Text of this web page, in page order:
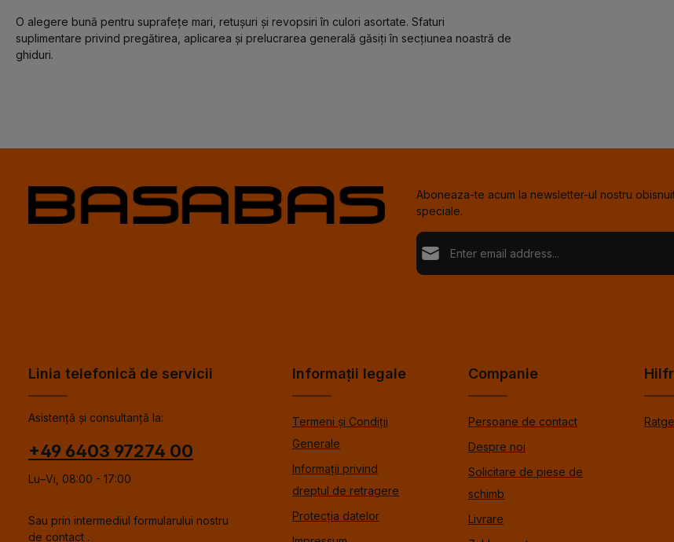
O alegere bună pentru suprafețe mari, retușuri și revopsiri în culori asortate. Sfaturi
suplimentare privind pregătirea, aplicarea și prelucrarea generală găsiți în secțiunea noastră de
ghiduri.
Aboneaza-te acum la newsletter-ul nostru
speciale.
Adresă de e-mail*
Linia telefonică de servicii
Asistență și consultanță la:
+49 6403 97274 00
Lu–Vi, 08:00 - 17:00
Sau prin intermediul formularului nostru
de contact .
Informații legale
Termeni și Condiții
Generale
Informații privind
dreptul de retragere
Protecția datelor
Companie
Persoane de contact
Despre noi
Solicitare de piese de
schimb
Livrare